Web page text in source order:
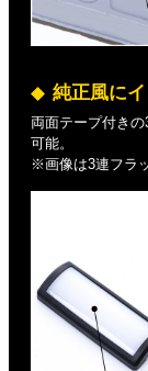
純正風に
両面テープ付き
可能。
※画像は3連フラ